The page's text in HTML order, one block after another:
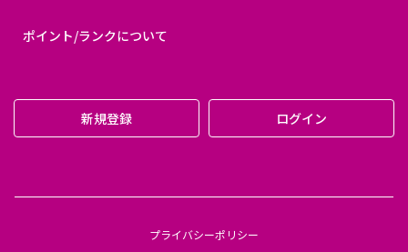
ポイント/ランクについて
新規登録 ログイン
プライバシーポリシー